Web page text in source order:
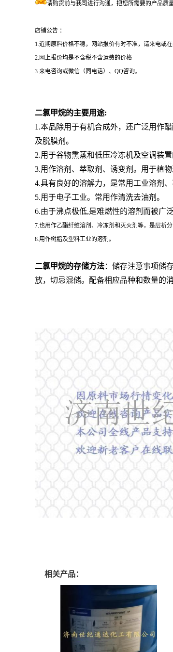
请购货前与我司进行沟通，把您所需要的产品质
店铺公告 ：
1.近期原料价格不稳，网站报价有时不准，请来电或
2.网上报价均是不含税不含运费的价格
3.来电咨询或微信（同电话）、QQ咨询。
二氯甲烷的主要用途:
1.本品除用于有机合成外，还广泛用作
及脱膜剂。
2.用于谷物熏蒸和低压冷冻机及空调装
3.用作溶剂、萃取剂、诱变剂。用于植物
4.具有良好的溶解力，是常用工业溶剂
5.用于电子工业。常用作清洗去油剂。
6.由于沸点极低,是难燃性的溶剂而被广
7.也用作乙酯纤维溶剂、冷冻剂和灭火剂等，是层析
8.用作树脂及塑料工业的溶剂。
二氯甲烷的存储方法： 储存注意事项储
放，切忌混储。配备相应品种和数量的
相关产品：